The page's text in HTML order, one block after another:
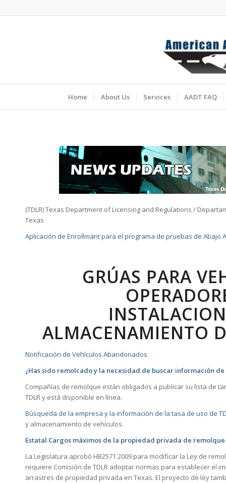
Home About Us Services AADT FAQ
(TDLR) Texas Department of Licensing and Regulations /
Texas
Aplicación de Enrollmant para el programa de pruebas de Abajo
GRÚAS PARA
ALMACENAMIENTO
Notificación de Vehículos Abandonados
¿Has sido remolcado y la necesidad de buscar información
Compañías de remolque están obligados a publicar su lista de
TDLR y está disponible en línea.
Búsqueda de la empresa y la información de la tasa de uso de
y almacenamiento de vehículos.
Estatal Cargos máximos de la propiedad privada de
La Legislatura aprobó HB2571 2009 para modificar la Ley de
requiere Comisión de TDLR adoptar normas para establecer el
arrastres de propiedad privada en Texas. El proyecto de ley